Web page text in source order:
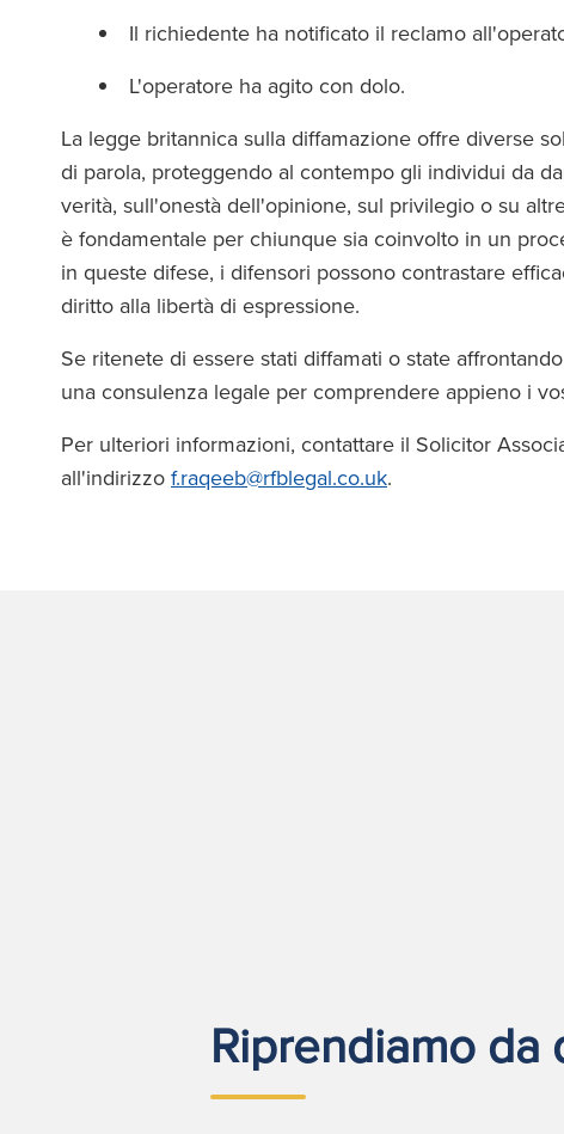
Il richiedente ha notificato il reclamo
L'operatore ha agito con dolo.
La legge britannica sulla diffamazione offre diverse
di parola, proteggendo al contempo gli individui da
verità, sull'onestà dell'opinione, sul privilegio o su
è fondamentale per chiunque sia coinvolto in un
in queste difese, i difensori possono contrastare
diritto alla libertà di espressione.
Se ritenete di essere stati diffamati o state
una consulenza legale per comprendere appieno i
Per ulteriori informazioni, contattare il Solicitor
all'indirizzo f.raqeeb@rfblegal.co.uk.
Riprendiamo da